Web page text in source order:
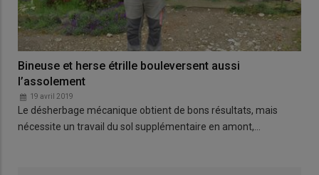
Bineuse et herse étrille bouleversent aussi
l’assolement
19 avril 2019
Le désherbage mécanique obtient de bons résultats, mais
nécessite un travail du sol supplémentaire en amont,…